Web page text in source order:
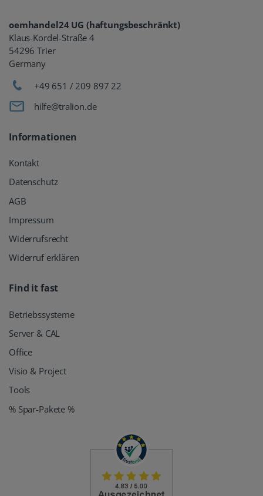
oemhandel24 UG (haftungsbeschränkt)
Klaus-Kordel-Straße 4
54296 Trier
Germany
+49 651 / 209 897 22
hilfe@tralion.de
Informationen
Kontakt
Datenschutz
AGB
Impressum
Widerrufsrecht
Widerruf erklären
Find it fast
Betriebssysteme
Server & CAL
Office
Visio & Project
Tools
% Spar-Pakete %